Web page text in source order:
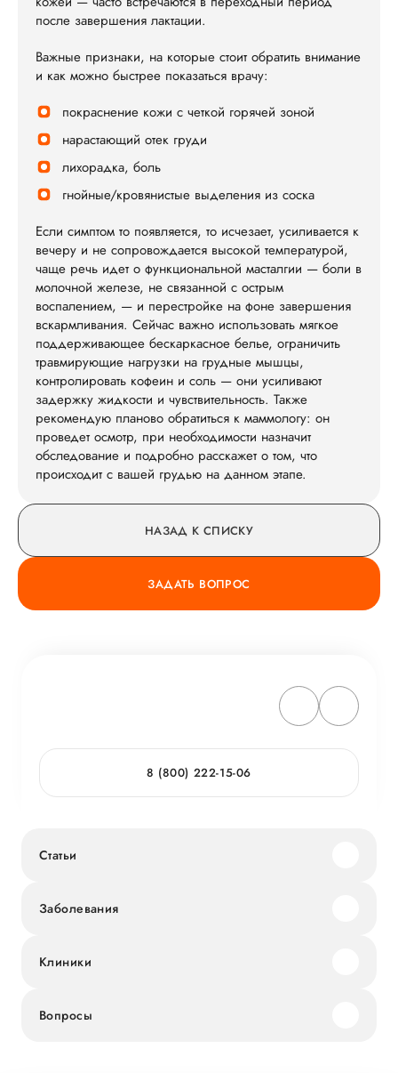
после завершения лактации.
Важные признаки, на которые стоит обратить внимание
и как можно быстрее показаться врачу:
покраснение кожи с четкой горячей зоной
нарастающий отек груди
лихорадка, боль
гнойные/кровянистые выделения из соска
Если симптом то появляется, то исчезает, усиливается к
вечеру и не сопровождается высокой температурой,
чаще речь идет о функциональной масталгии — боли в
молочной железе, не связанной с острым
воспалением, — и перестройке на фоне завершения
вскармливания. Сейчас важно использовать мягкое
поддерживающее бескаркасное белье, ограничить
травмирующие нагрузки на грудные мышцы,
контролировать кофеин и соль — они усиливают
задержку жидкости и чувствительность. Также
рекомендую планово обратиться к маммологу: он
проведет осмотр, при необходимости назначит
обследование и подробно расскажет о том, что
происходит с вашей грудью на данном этапе.
НАЗАД К СПИСКУ
ЗАДАТЬ ВОПРОС
8 (800) 222-15-06
Статьи
Заболевания
Клиники
Вопросы